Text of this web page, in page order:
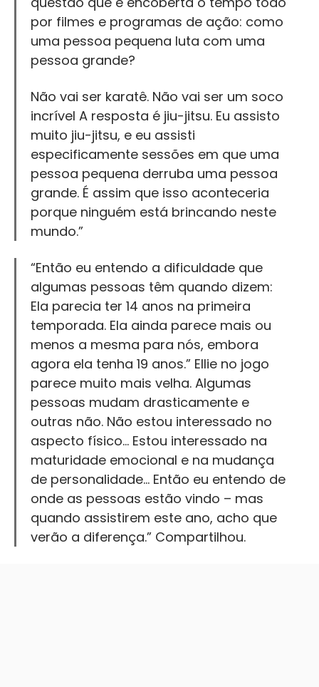
por filmes e programas de ação: como
uma pessoa pequena luta com uma
pessoa grande?
Não vai ser karatê. Não vai ser um soco
incrível A resposta é jiu-jitsu. Eu assisto
muito jiu-jitsu, e eu assisti
especificamente sessões em que uma
pessoa pequena derruba uma pessoa
grande. É assim que isso aconteceria
porque ninguém está brincando neste
mundo.”
“Então eu entendo a dificuldade que
algumas pessoas têm quando dizem:
Ela parecia ter 14 anos na primeira
temporada. Ela ainda parece mais ou
menos a mesma para nós, embora
agora ela tenha 19 anos.” Ellie no jogo
parece muito mais velha. Algumas
pessoas mudam drasticamente e
outras não. Não estou interessado no
aspecto físico… Estou interessado na
maturidade emocional e na mudança
de personalidade… Então eu entendo de
onde as pessoas estão vindo – mas
quando assistirem este ano, acho que
verão a diferença.” Compartilhou.